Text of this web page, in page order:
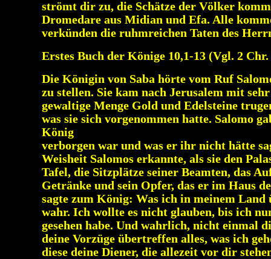
strömt dir zu, die Schätze der Völker
Dromedare aus Midian und Efa. Alle
verkünden die ruhmreichen Taten des
Erstes Buch der Könige 10,1-13 (Vgl. 2 Chr.
Die Königin von Saba hörte vom Ruf
zu stellen. Sie kam nach Jerusalem mit
gewaltige Menge Gold und Edelsteine
was sie sich vorgenommen hatte. Salomo
König
verborgen war und was er ihr nicht hätte
Weisheit Salomos erkannte, als sie den
Tafel, die Sitzplätze seiner Beamten, das
Getränke und sein Opfer, das er im Haus
sagte zum König: Was ich in meinem
wahr. Ich wollte es nicht glauben, bis ich
gesehen habe. Und wahrlich, nicht einmal
deine Vorzüge übertreffen alles, was ich
diese deine Diener, die allezeit vor dir